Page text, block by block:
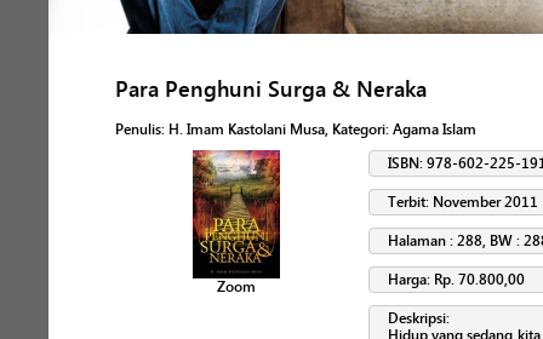
Para Penghuni Surga & Neraka
Penulis: H. Imam Kastolani Musa, Kategori: Agama Islam
Zoom
ISBN: 978-602-225-
Terbit: November 2011
Halaman : 288, BW :
Harga: Rp. 70.800,00
Deskripsi:
Hidup yang sedang